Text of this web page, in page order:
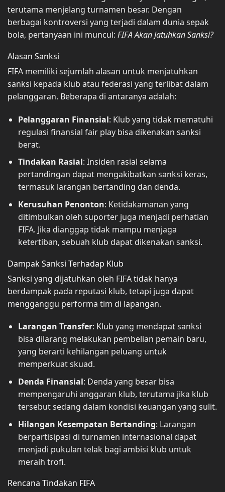
terutama menjelang turnamen besar. Dengan
berbagai kontroversi yang terjadi dalam dunia sepak
bola, pertanyaan ini muncul: FIFA Akan Jatuhkan Sanksi?
Alasan Sanksi
FIFA memiliki sejumlah alasan untuk menjatuhkan
sanksi kepada klub atau federasi yang terlibat dalam
pelanggaran. Beberapa di antaranya adalah:
Pelanggaran Finansial: Klub yang tidak mematuhi
regulasi finansial fair play bisa dikenakan sanksi
berat.
Tindakan Rasial: Insiden rasial selama
pertandingan dapat mengakibatkan sanksi keras,
termasuk larangan bertanding dan denda.
Kerusuhan Penonton: Ketidakamanan yang
ditimbulkan oleh suporter juga menjadi perhatian
FIFA. Jika dianggap tidak mampu menjaga
ketertiban, sebuah klub dapat dikenakan sanksi.
Dampak Sanksi Terhadap Klub
Sanksi yang dijatuhkan oleh FIFA tidak hanya
berdampak pada reputasi klub, tetapi juga dapat
mengganggu performa tim di lapangan.
Larangan Transfer: Klub yang mendapat sanksi
bisa dilarang melakukan pembelian pemain baru,
yang berarti kehilangan peluang untuk
memperkuat skuad.
Denda Finansial: Denda yang besar bisa
mempengaruhi anggaran klub, terutama jika klub
tersebut sedang dalam kondisi keuangan yang sulit.
Hilangan Kesempatan Bertanding: Larangan
berpartisipasi di turnamen internasional dapat
menjadi pukulan telak bagi ambisi klub untuk
meraih trofi.
Rencana Tindakan FIFA